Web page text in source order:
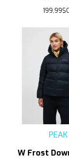
PEAK
W Frost